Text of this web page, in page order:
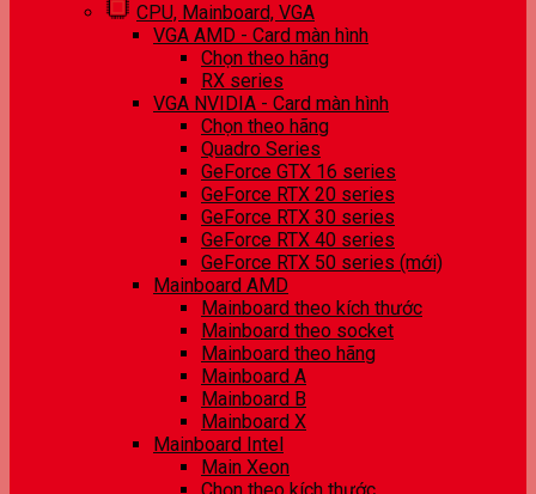
CPU, Mainboard, VGA
VGA AMD - Card màn hình
Chọn theo hãng
RX series
VGA NVIDIA - Card màn hình
Chọn theo hãng
Quadro Series
GeForce GTX 16 series
GeForce RTX 20 series
GeForce RTX 30 series
GeForce RTX 40 series
GeForce RTX 50 series (mới)
Mainboard AMD
Mainboard theo kích thước
Mainboard theo socket
Mainboard theo hãng
Mainboard A
Mainboard B
Mainboard X
Mainboard Intel
Main Xeon